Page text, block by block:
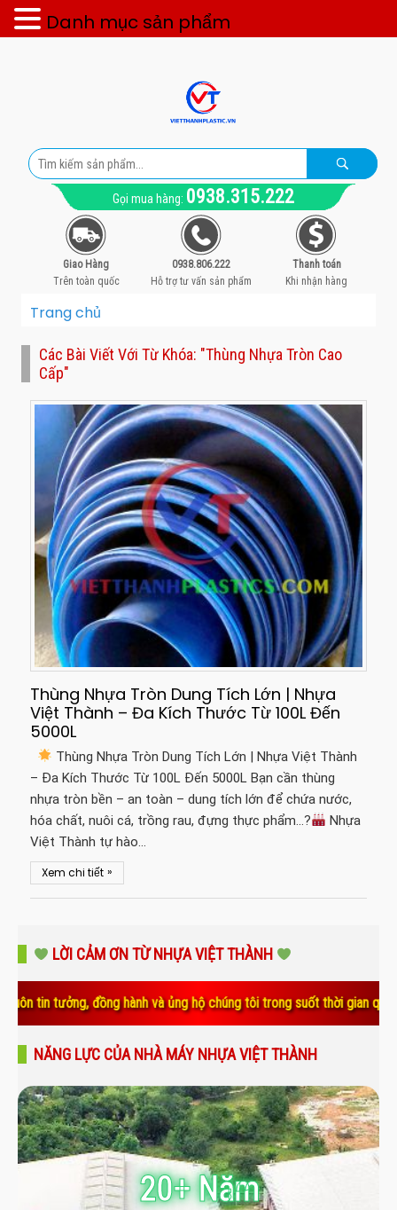
Gọi mua hàng: 0938.315.222
Giao Hàng
Trên toàn quốc
0938.806.222
Hỗ trợ tư vấn sản phẩm
Thanh toán
Khi nhận hàng
Trang chủ
Các Bài Viết Với Từ Khóa: "thùng Nhựa Tròn Cao
Cấp"
Thùng Nhựa Tròn Dung Tích Lớn | Nhựa
Việt Thành – Đa Kích Thước Từ 100L Đến
5000L
Thùng Nhựa Tròn Dung Tích Lớn | Nhựa Việt Thành
– Đa Kích Thước Từ 100L Đến 5000L Bạn cần thùng
nhựa tròn bền – an toàn – dung tích lớn để chứa nước,
hóa chất, nuôi cá, trồng rau, đựng thực phẩm…?
Nhựa
Việt Thành tự hào…
Xem chi tiết »
LỜI CẢM ƠN TỪ NHỰA VIỆT THÀNH
và ủng hộ chúng tôi trong suốt thời gian qua. Sự tin yêu và
NĂNG LỰC CỦA NHÀ MÁY NHỰA VIỆT THÀNH
20+ Năm
Danh mục sản phẩm